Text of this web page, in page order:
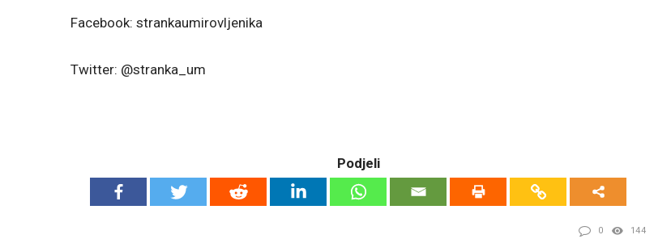
Facebook: strankaumirovljenika
Twitter: @stranka_um
Podjeli
0 144